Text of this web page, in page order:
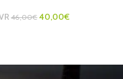
46,00€ 40,00€